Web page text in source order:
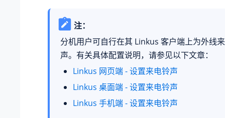
注：
分机用户可自行在其 Linkus 客户端上为外线
声。有关具体配置说明，请参见以下文章：
Linkus 网页端 - 设置来电铃声
Linkus 桌面端 - 设置来电铃声
Linkus 手机端 - 设置来电铃声